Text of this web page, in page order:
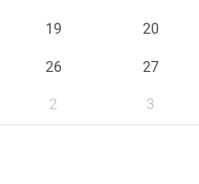
19 20
26 27
2 3